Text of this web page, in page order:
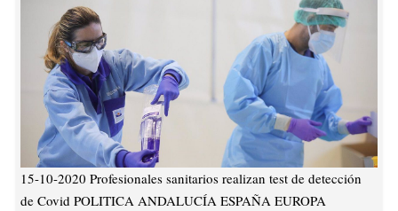
15-10-2020 Profesionales sanitarios realizan test de detección
de Covid POLITICA ANDALUCÍA ESPAÑA EUROPA